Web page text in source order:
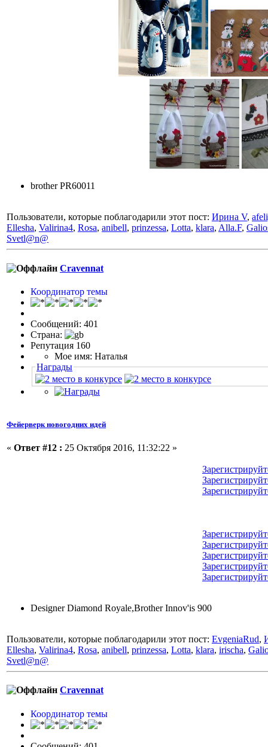
brother PR60011
Пользователи, которые поблагодарили этот пост: Ирина V,
Ellesha, Valirina4, Rosa, anibell, prinzessa, Lotta, klara, Alla.F,
Svetl@n@
Cravennat
Координатор темы
Сообщений: 401
Страна:
Репутация 160
Мое имя: Наталья
Награды
Фейерверк новогодних идей
« Ответ #12 : 25 Октября 2016, 11:32:22 »
Designer Diamond Royale,Brother Innov'is 900
Пользователи, которые поблагодарили этот пост: EvgeniaRud,
Ellesha, Valirina4, Rosa, anibell, prinzessa, Lotta, klara, irischa,
Svetl@n@
Cravennat
Координатор темы